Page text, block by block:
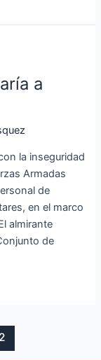
a
la inseguridad
Armadas
de
en el marco
almirante
de
2